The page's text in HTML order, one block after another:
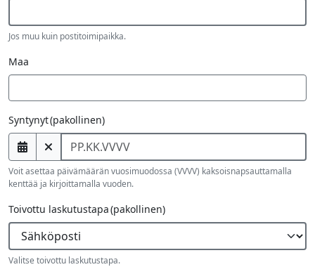
Jos muu kuin postitoimipaikka.
Maa
Syntynyt(pakollinen)
Voit asettaa päivämäärän vuosimuodossa (VVVV) kaksoisnapsauttamalla
kenttää ja kirjoittamalla vuoden.
Toivottu laskutustapa(pakollinen)
Valitse toivottu laskutustapa.